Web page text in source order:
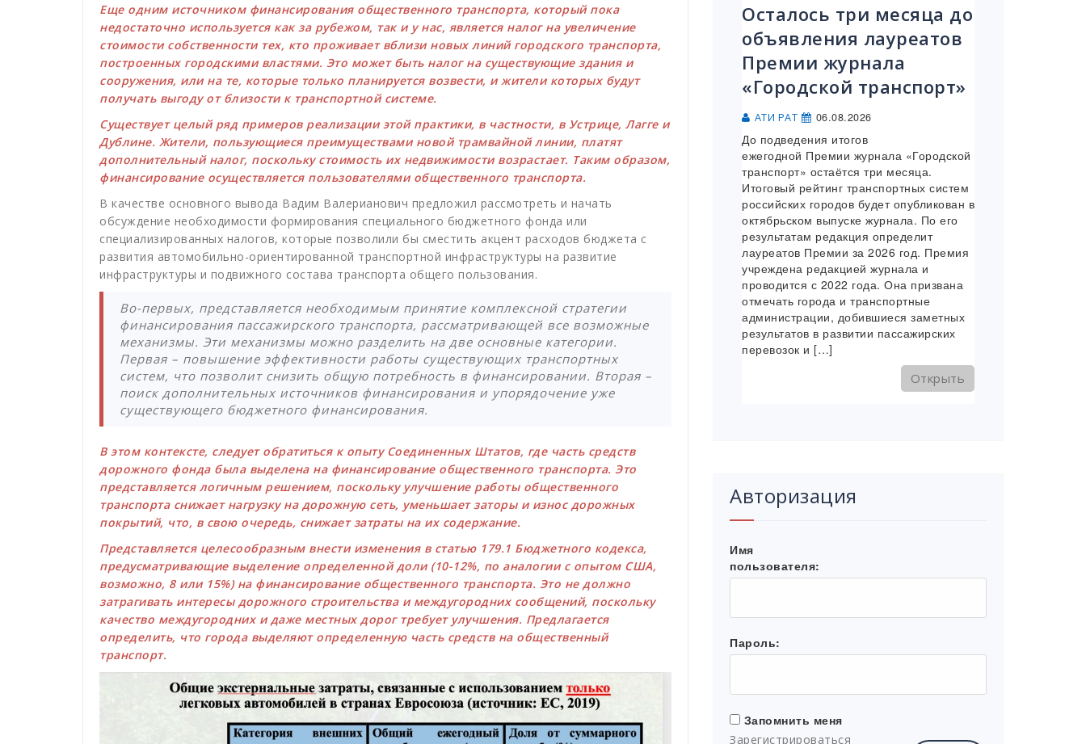
Еще одним источником финансирования общественного транспорта, который пока
недостаточно используется как за рубежом, так и у нас, является налог на увеличение
стоимости собственности тех, кто проживает вблизи новых линий городского транспорта,
построенных городскими властями. Это может быть налог на существующие здания и
сооружения, или на те, которые только планируется возвести, и жители которых будут
получать выгоду от близости к транспортной системе.
Существует целый ряд примеров реализации этой практики, в частности, в Устрице, Лагге и
Дублине. Жители, пользующиеся преимуществами новой трамвайной линии, платят
дополнительный налог, поскольку стоимость их недвижимости возрастает. Таким образом,
финансирование осуществляется пользователями общественного транспорта.
В качестве основного вывода Вадим Валерианович предложил рассмотреть и начать
обсуждение необходимости формирования специального бюджетного фонда или
специализированных налогов, которые позволили бы сместить акцент расходов бюджета с
развития автомобильно-ориентированной транспортной инфраструктуры на развитие
инфраструктуры и подвижного состава транспорта общего пользования.
Во-первых, представляется необходимым принятие комплексной стратегии
финансирования пассажирского транспорта, рассматривающей все возможные
механизмы. Эти механизмы можно разделить на две основные категории.
Первая – повышение эффективности работы существующих транспортных
систем, что позволит снизить общую потребность в финансировании. Вторая –
поиск дополнительных источников финансирования и упорядочение уже
существующего бюджетного финансирования.
В этом контексте, следует обратиться к опыту Соединенных Штатов, где часть средств
дорожного фонда была выделена на финансирование общественного транспорта. Это
представляется логичным решением, поскольку улучшение работы общественного
транспорта снижает нагрузку на дорожную сеть, уменьшает заторы и износ дорожных
покрытий, что, в свою очередь, снижает затраты на их содержание.
Представляется целесообразным внести изменения в статью 179.1 Бюджетного кодекса,
предусматривающие выделение определенной доли (10-12%, по аналогии с опытом США,
возможно, 8 или 15%) на финансирование общественного транспорта. Это не должно
затрагивать интересы дорожного строительства и междугородних сообщений, поскольку
качество междугородних и даже местных дорог требует улучшения. Предлагается
определить, что города выделяют определенную часть средств на общественный
транспорт.
Осталось три месяца до
объявления лауреатов
Премии журнала
«Городской транспорт»
АТИ РАТ 06.08.2026
До подведения итогов
ежегодной Премии журнала «Городской
транспорт» остаётся три месяца.
Итоговый рейтинг транспортных систем
российских городов будет опубликован в
октябрьском выпуске журнала. По его
результатам редакция определит
лауреатов Премии за 2026 год. Премия
учреждена редакцией журнала и
проводится с 2022 года. Она призвана
отмечать города и транспортные
администрации, добившиеся заметных
результатов в развитии пассажирских
перевозок и […]
Открыть
Авторизация
Имя
пользователя:
Пароль:
Запомнить меня
Зарегистрироваться